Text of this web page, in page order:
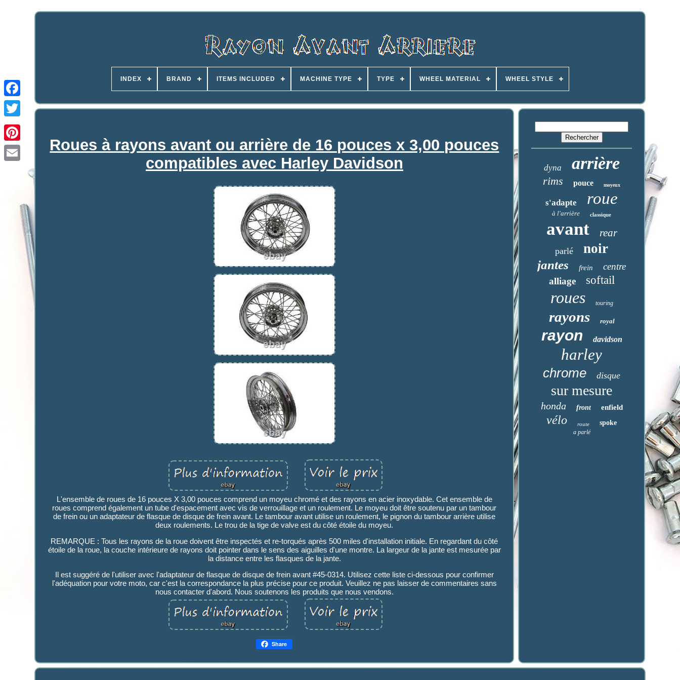
INDEX BRAND ITEMS INCLUDED MACHINE TYPE TYPE WHEEL MATERIAL WHEEL STYLE
Roues à rayons avant ou arrière de 16 pouces x 3,00 pouces
compatibles avec Harley Davidson
L'ensemble de roues de 16 pouces X 3,00 pouces comprend un moyeu chromé et des rayons en acier inoxydable. Cet ensemble de
roues comprend également un tube d'espacement avec vis de verrouillage et un roulement. Le moyeu doit être soutenu par un tambour
de frein ou un adaptateur de flasque de disque de frein avant. Le tambour avant utilise un roulement, le pignon du tambour arrière utilise
deux roulements. Le trou de la tige de valve est du côté étoile du moyeu.
REMARQUE : Tous les rayons de la roue doivent être inspectés et re-torqués après 500 miles d'installation initiale. En regardant du côté
étoile de la roue, la couche intérieure de rayons doit pointer dans le sens des aiguilles d'une montre. La largeur de la jante est mesurée par
la distance entre les flasques de la jante.
Il est suggéré de l'utiliser avec l'adaptateur de flasque de disque de frein avant #45-0314. Utilisez cette liste ci-dessous pour confirmer
l'adéquation pour votre moto, car c'est la correspondance la plus précise pour ce produit. Veuillez ne pas laisser de commentaires sans
nous contacter d'abord. Nous soutenons les produits que nous vendons.
Share
dyna arrière
rims pouce moyeux
s'adapte roue
à l'arrière classique
avant rear
parlé noir
jantes frein
centre
alliage
softail
roues touring
rayons royal
rayon davidson
harley
chrome disque
sur mesure
honda front enfield
vélo route spoke
a parlé